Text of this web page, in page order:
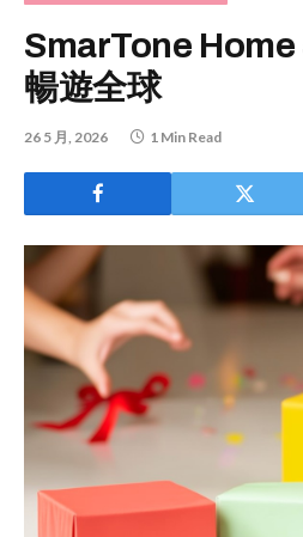
SmarTone Home
暢遊全球
26 5 月, 2026 1 Min Read